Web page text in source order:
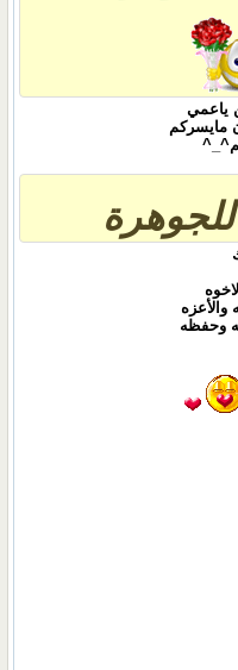
ياعمي
مايسركم
والأعزه
وحفظه